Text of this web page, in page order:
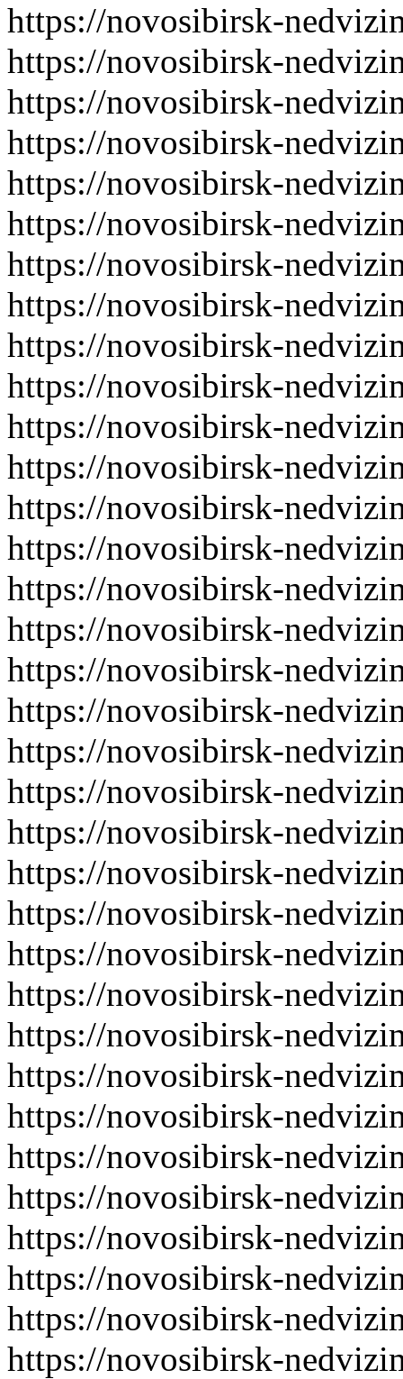
https://novosibirsk-
https://novosibirsk-
https://novosibirsk-
https://novosibirsk-
https://novosibirsk-
https://novosibirsk-
https://novosibirsk-
https://novosibirsk-
https://novosibirsk-
https://novosibirsk-
https://novosibirsk-
https://novosibirsk-
https://novosibirsk-
https://novosibirsk-
https://novosibirsk-
https://novosibirsk-
https://novosibirsk-
https://novosibirsk-
https://novosibirsk-
https://novosibirsk-
https://novosibirsk-
https://novosibirsk-
https://novosibirsk-
https://novosibirsk-
https://novosibirsk-
https://novosibirsk-
https://novosibirsk-
https://novosibirsk-
https://novosibirsk-
https://novosibirsk-
https://novosibirsk-
https://novosibirsk-
https://novosibirsk-
https://novosibirsk-